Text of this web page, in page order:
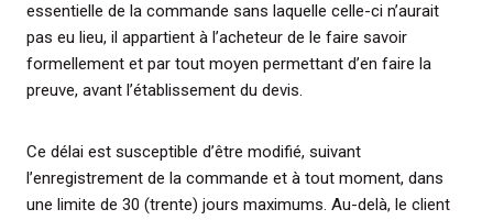
essentielle de la commande sans laquelle celle-ci n’aurait
pas eu lieu, il appartient à l’acheteur de le faire savoir
formellement et par tout moyen permettant d’en faire la
preuve, avant l’établissement du devis.
Ce délai est susceptible d’être modifié, suivant
l’enregistrement de la commande et à tout moment, dans
une limite de 30 (trente) jours maximums. Au-delà, le client